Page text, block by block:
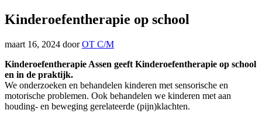
Kinderoefentherapie op school
maart 16, 2024 doorOT C/M
Kinderoefentherapie Assen geeft Kinderoefentherapie op school
en in de praktijk.
We onderzoeken en behandelen kinderen met sensorische en
motorische problemen. Ook behandelen we kinderen met aan
houding- en beweging gerelateerde (pijn)klachten.